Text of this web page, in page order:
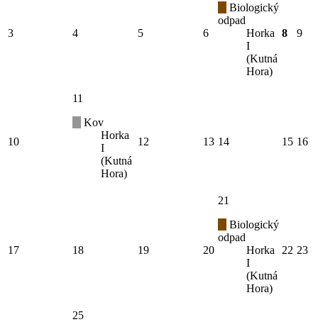
3 4 5 6
Biologický
odpad
Horka
I
(Kutná
Hora)
8 9
10
11
Kov
Horka
I
(Kutná
Hora)
12 13 14 15 16
17 18 19 20
21
Biologický
odpad
Horka
I
(Kutná
Hora)
22 23
25